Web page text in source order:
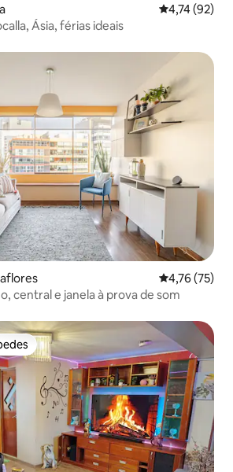
4,74 de uma
4,74 (92)
Ásia, férias ideais
4,76 de uma
4,76 (75)
central e janela à prova de som